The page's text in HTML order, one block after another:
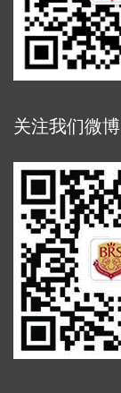
关注我们微博